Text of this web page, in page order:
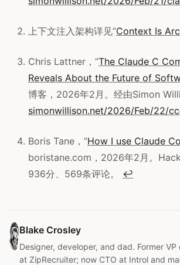
上下文注入架构详见”Context Is
Chris Lattner，”The Claude C
Reveals About the Future of
博客，2026年2月。经由Simon
simonwillison.net/2026/Feb/22/
Boris Tane，”How I use Claude
boristane.com，2026年2月。
936分、569条评论。 ↩
Blake Crosley
Designer, developer, and dad. Former
at ZipRecruiter; now CTO at Introl and